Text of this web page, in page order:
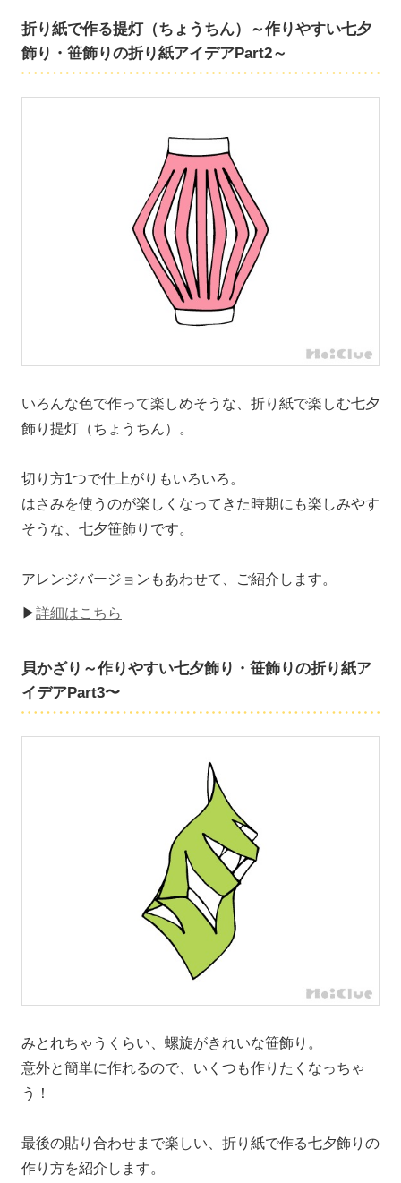
折り紙で作る提灯（ちょうちん）～作りやすい七夕
飾り・笹飾りの折り紙アイデアPart2～
いろんな色で作って楽しめそうな、折り紙で楽しむ七夕
飾り提灯（ちょうちん）。
切り方1つで仕上がりもいろいろ。
はさみを使うのが楽しくなってきた時期にも楽しみやす
そうな、七夕笹飾りです。
アレンジバージョンもあわせて、ご紹介します。
▶詳細はこちら
貝かざり～作りやすい七夕飾り・笹飾りの折り紙ア
イデアPart3〜
みとれちゃうくらい、螺旋がきれいな笹飾り。
意外と簡単に作れるので、いくつも作りたくなっちゃ
う！
最後の貼り合わせまで楽しい、折り紙で作る七夕飾りの
作り方を紹介します。